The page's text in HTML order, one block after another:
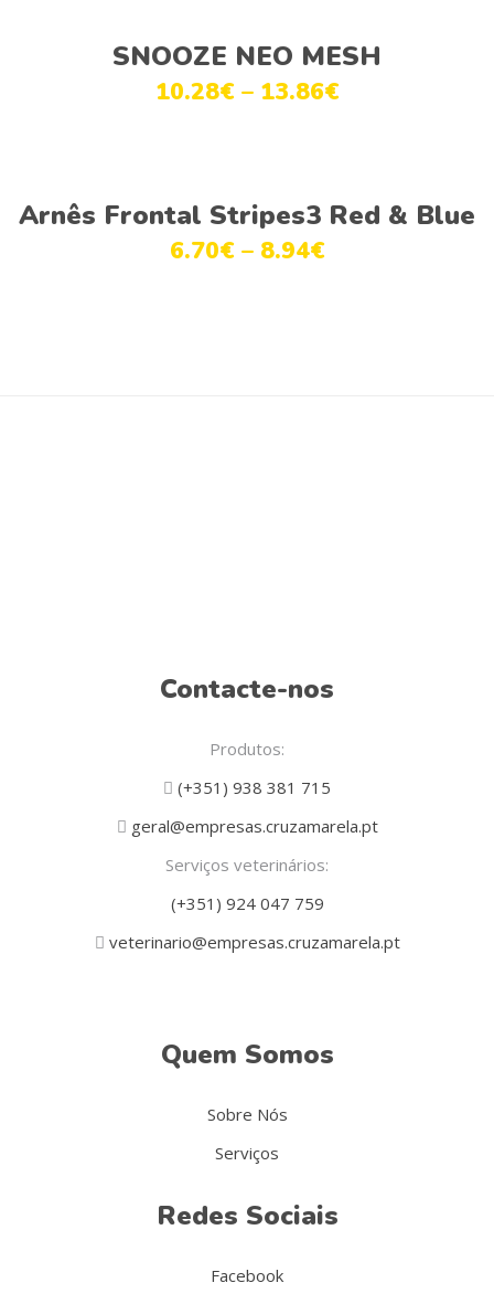
Ver opções
SNOOZE NEO MESH
10.28€ – 13.86€
Ver opções
Arnês Frontal Stripes3 Red & Blue
6.70€ – 8.94€
Contacte-nos
Produtos:
(+351) 938 381 715
geral@empresas.cruzamarela.pt
Serviços veterinários:
(+351) 924 047 759
veterinario@empresas.cruzamarela.pt
Quem Somos
Sobre Nós
Serviços
Redes Sociais
Facebook